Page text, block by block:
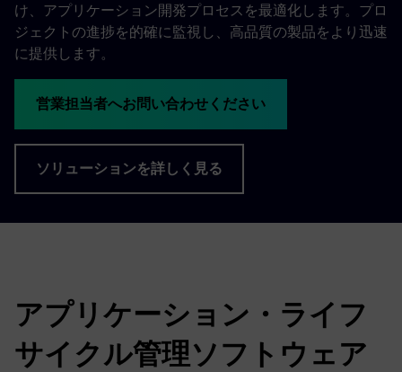
け、アプリケーション開発プロセスを最適化します。プロ
ジェクトの進捗を的確に監視し、高品質の製品をより迅速
に提供します。
営業担当者へお問い合わせください
ソリューションを詳しく見る
アプリケーション・ライフ
サイクル管理ソフトウェア